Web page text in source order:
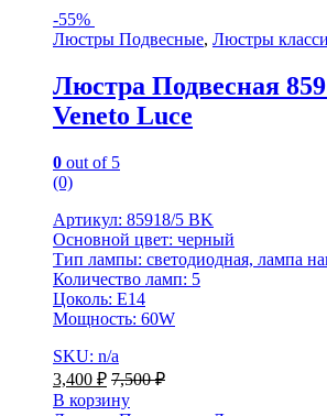
-55%
Люстры Подвесные, Люстры
Люстра Подвесная
Veneto Luce
0 out of 5
(0)
Артикул: 85918/5 BK
Основной цвет: черный
Тип лампы: светодиодная, лампа
Количество ламп: 5
Цоколь: Е14
Мощность: 60W
SKU: n/a
3,400 ₽ 7,500₽
В корзину